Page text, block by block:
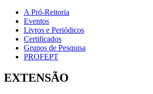
A Pró-Reitoria
Eventos
Livros e Periódicos
Certificados
Grupos de Pesquisa
PROFEPT
EXTENSÃO